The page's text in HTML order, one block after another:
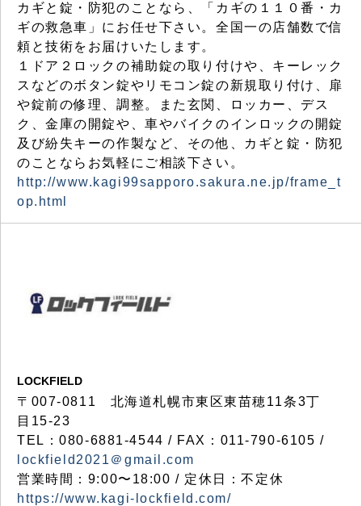
カギと錠・防犯のことなら、「カギの１１０番・カ
ギの救急車」にお任せ下さい。全国一の店舗数で信
頼と技術をお届けいたします。
１ドア２ロックの補助錠の取り付けや、キーレック
スなどのボタン錠やリモコン錠の新規取り付け、扉
や錠前の修理、調整。また玄関、ロッカー、デス
ク、金庫の開錠や、車やバイクのインロックの開錠
及び紛失キーの作製など、その他、カギと錠・防犯
のことならお気軽にご相談下さい。
http://www.kagi99sapporo.sakura.ne.jp/frame_t
op.html
LOCKFIELD
〒007-0811 北海道札幌市東区東苗穂11条3丁
目15-23
TEL：080-6881-4544 / FAX：011-790-6105 /
lockfield2021＠gmail.com
営業時間：9:00〜18:00 / 定休日：不定休
https://www.kagi-lockfield.com/